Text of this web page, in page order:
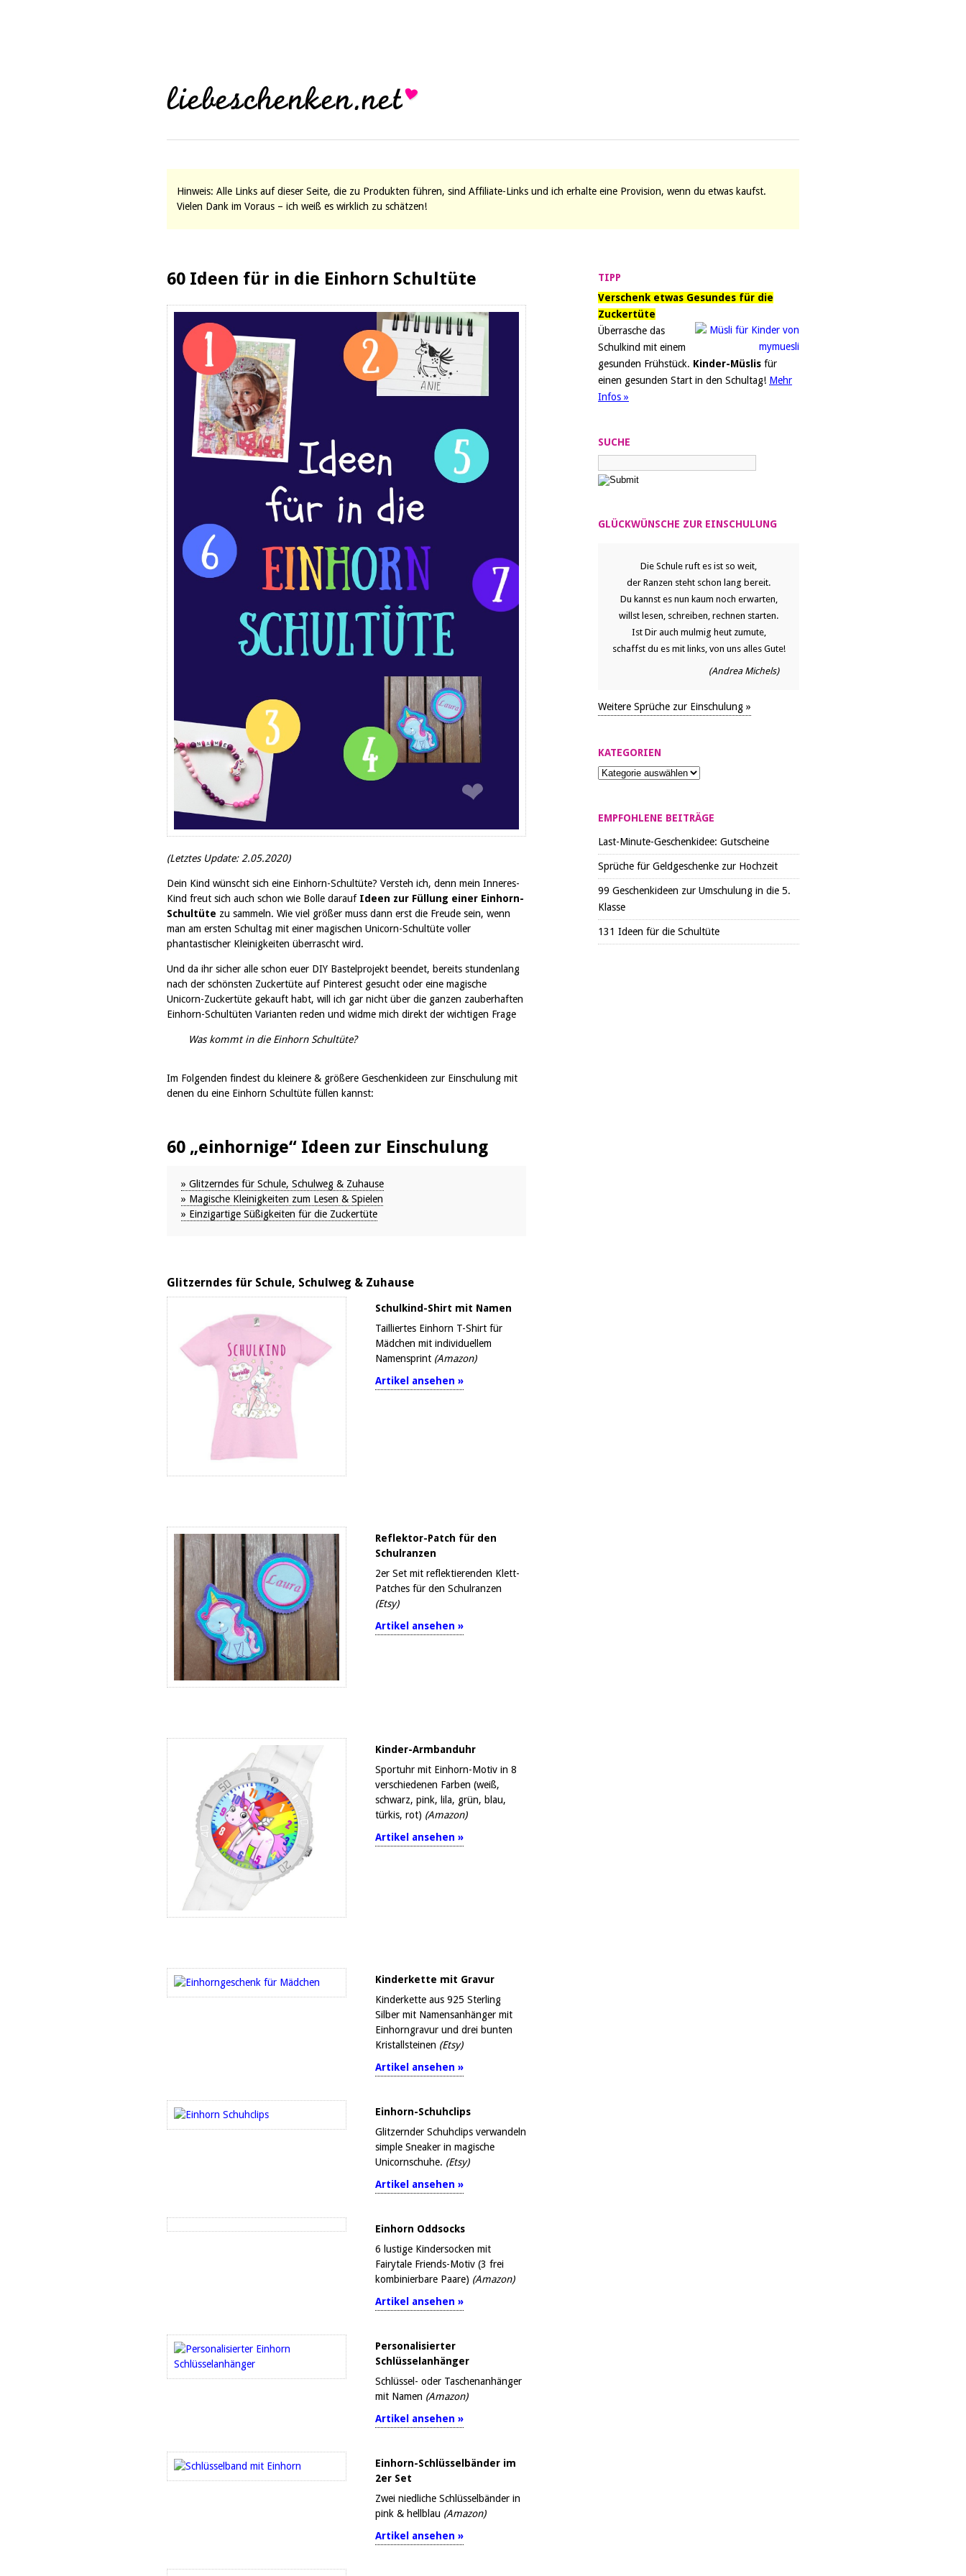
Hinweis: Alle Links auf dieser Seite, die zu Produkten führen, sind Affiliate-Links und ich erhalte eine Provision, wenn du etwas kaufst.
Vielen Dank im Voraus – ich weiß es wirklich zu schätzen!
60 Ideen für in die Einhorn Schultüte
(Letztes Update: 2.05.2020)
Dein Kind wünscht sich eine Einhorn-Schultüte? Versteh ich, denn mein Inneres-
Kind freut sich auch schon wie Bolle darauf Ideen zur Füllung einer Einhorn-
Schultüte zu sammeln. Wie viel größer muss dann erst die Freude sein, wenn
man am ersten Schultag mit einer magischen Unicorn-Schultüte voller
phantastischer Kleinigkeiten überrascht wird.
Und da ihr sicher alle schon euer DIY Bastelprojekt beendet, bereits stundenlang
nach der schönsten Zuckertüte auf Pinterest gesucht oder eine magische
Unicorn-Zuckertüte gekauft habt, will ich gar nicht über die ganzen zauberhaften
Einhorn-Schultüten Varianten reden und widme mich direkt der wichtigen Frage
Was kommt in die Einhorn Schultüte?
Im Folgenden findest du kleinere & größere Geschenkideen zur Einschulung mit
denen du eine Einhorn Schultüte füllen kannst:
60 „einhornige“ Ideen zur Einschulung
» Glitzerndes für Schule, Schulweg & Zuhause
» Magische Kleinigkeiten zum Lesen & Spielen
» Einzigartige Süßigkeiten für die Zuckertüte
Glitzerndes für Schule, Schulweg & Zuhause
Schulkind-Shirt mit Namen
Tailliertes Einhorn T-Shirt für
Mädchen mit individuellem
Namensprint (Amazon)
Artikel ansehen »
Reflektor-Patch für den
Schulranzen
2er Set mit reflektierenden Klett-
Patches für den Schulranzen
(Etsy)
Artikel ansehen »
Kinder-Armbanduhr
Sportuhr mit Einhorn-Motiv in 8
verschiedenen Farben (weiß,
schwarz, pink, lila, grün, blau,
türkis, rot) (Amazon)
Artikel ansehen »
Kinderkette mit Gravur
Kinderkette aus 925 Sterling
Silber mit Namensanhänger mit
Einhorngravur und drei bunten
Kristallsteinen (Etsy)
Artikel ansehen »
Einhorn-Schuhclips
Glitzernder Schuhclips verwandeln
simple Sneaker in magische
Unicornschuhe. (Etsy)
Artikel ansehen »
Einhorn Oddsocks
6 lustige Kindersocken mit
Fairytale Friends-Motiv (3 frei
kombinierbare Paare) (Amazon)
Artikel ansehen »
Personalisierter
Schlüsselanhänger
Schlüssel- oder Taschenanhänger
mit Namen (Amazon)
Artikel ansehen »
Einhorn-Schlüsselbänder im
2er Set
Zwei niedliche Schlüsselbänder in
pink & hellblau (Amazon)
Artikel ansehen »
TIPP
Verschenk etwas Gesundes für die
Zuckertüte
Überrasche das
Schulkind mit einem
gesunden Frühstück. Kinder-Müslis für
einen gesunden Start in den Schultag! Mehr
Infos »
SUCHE
GLÜCKWÜNSCHE ZUR EINSCHULUNG
Die Schule ruft es ist so weit,
der Ranzen steht schon lang bereit.
Du kannst es nun kaum noch erwarten,
willst lesen, schreiben, rechnen starten.
Ist Dir auch mulmig heut zumute,
schaffst du es mit links, von uns alles Gute!
(Andrea Michels)
Weitere Sprüche zur Einschulung »
KATEGORIEN
EMPFOHLENE BEITRÄGE
Last-Minute-Geschenkidee: Gutscheine
Sprüche für Geldgeschenke zur Hochzeit
99 Geschenkideen zur Umschulung in die 5.
Klasse
131 Ideen für die Schultüte